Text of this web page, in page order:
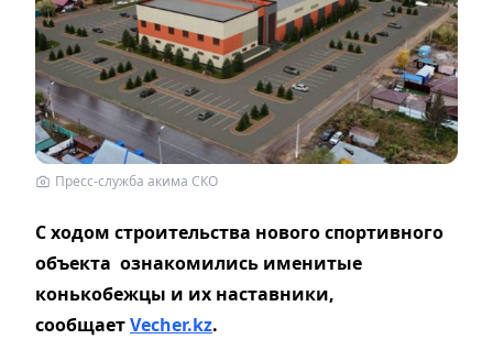
Пресс-служба акима СКО
С ходом строительства нового спортивного
объекта ознакомились именитые
конькобежцы и их наставники,
сообщаетVecher.kz.